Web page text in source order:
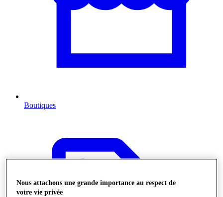
Boutiques
Nous attachons une grande importance au respect de
votre vie privée